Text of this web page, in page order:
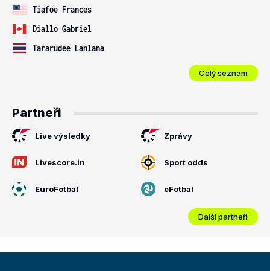
Tiafoe Frances
Diallo Gabriel
Tararudee Lanlana
Celý seznam
Partneři
Live výsledky Zprávy
Livescore.in Sport odds
EuroFotbal eFotbal
Další partneři